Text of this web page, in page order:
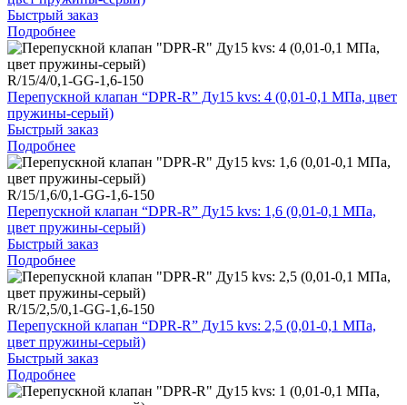
Быстрый заказ
Подробнее
R/15/4/0,1-GG-1,6-150
Перепускной клапан “DPR-R” Ду15 kvs: 4 (0,01-0,1 МПа, цвет
пружины-серый)
Быстрый заказ
Подробнее
R/15/1,6/0,1-GG-1,6-150
Перепускной клапан “DPR-R” Ду15 kvs: 1,6 (0,01-0,1 МПа,
цвет пружины-серый)
Быстрый заказ
Подробнее
R/15/2,5/0,1-GG-1,6-150
Перепускной клапан “DPR-R” Ду15 kvs: 2,5 (0,01-0,1 МПа,
цвет пружины-серый)
Быстрый заказ
Подробнее